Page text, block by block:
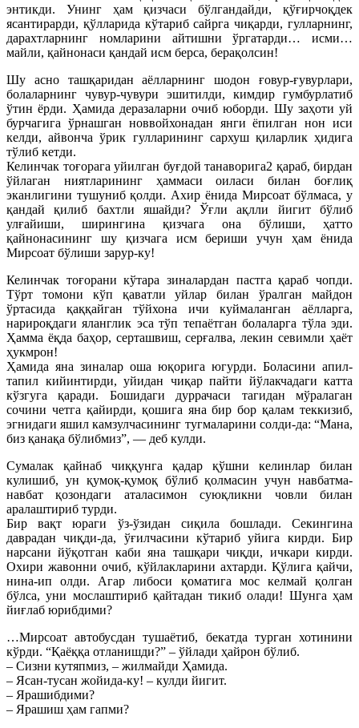
энтикди. Унинг ҳам қизчаси бўлгандайди, қўғирчоқдек
ясантирарди, қўлларида кўтариб сайрга чиқарди, гулларнинг,
дарахтларнинг номларини айтишни ўргатарди… исми…
майли, қайнонаси қандай исм берса, берақолсин!
Шу асно ташқаридан аёлларнинг шодон ғовур-ғувурлари,
болаларнинг чувур-чувури эшитилди, кимдир гумбурлатиб
ўтин ёрди. Ҳамида деразаларни очиб юборди. Шу заҳоти уй
бурчагига ўрнашган новвойхонадан янги ёпилган нон иси
келди, айвонча ўрик гулларининг сархуш қиларлик ҳидига
тўлиб кетди.
Келинчак тоғорага уйилган буғдой танаворига2 қараб, бирдан
ўйлаган ниятларининг ҳаммаси оиласи билан боғлиқ
эканлигини тушуниб қолди. Ахир ёнида Мирсоат бўлмаса, у
қандай қилиб бахтли яшайди? Ўғли ақлли йигит бўлиб
улғайиши, ширингина қизчага она бўлиши, ҳатто
қайнонасининг шу қизчага исм бериши учун ҳам ёнида
Мирсоат бўлиши зарур-ку!
Келинчак тоғорани кўтара зиналардан пастга қараб чопди.
Тўрт томони кўп қаватли уйлар билан ўралган майдон
ўртасида қаққайган тўйхона ичи куймаланган аёлларга,
нарироқдаги яланглик эса тўп тепаётган болаларга тўла эди.
Ҳамма ёқда баҳор, серташвиш, серғалва, лекин севимли ҳаёт
ҳукмрон!
Ҳамида яна зиналар оша юқорига югурди. Боласини апил-
тапил кийинтирди, уйидан чиқар пайти йўлакчадаги катта
кўзгуга қаради. Бошидаги дуррачаси тагидан мўралаган
сочини четга қайирди, қошига яна бир бор қалам теккизиб,
эгнидаги яшил камзулчасининг тугмаларини солди-да: “Мана,
биз қанақа бўлибмиз”, — деб кулди.
Сумалак қайнаб чиққунга қадар қўшни келинлар билан
кулишиб, ун қумоқ-қумоқ бўлиб қолмасин учун навбатма-
навбат қозондаги аталасимон суюқликни човли билан
аралаштириб турди.
Бир вақт юраги ўз-ўзидан сиқила бошлади. Секингина
даврадан чиқди-да, ўғилчасини кўтариб уйига кирди. Бир
нарсани йўқотган каби яна ташқари чиқди, ичкари кирди.
Охири жавонни очиб, кўйлакларини ахтарди. Қўлига қайчи,
нина-ип олди. Агар либоси қоматига мос келмай қолган
бўлса, уни мослаштириб қайтадан тикиб олади! Шунга ҳам
йиғлаб юрибдими?
…Мирсоат автобусдан тушаётиб, бекатда турган хотинини
кўрди. “Қаёққа отланишди?” – ўйлади ҳайрон бўлиб.
– Сизни кутяпмиз, – жилмайди Ҳамида.
– Ясан-тусан жойида-ку! – кулди йигит.
– Ярашибдими?
– Ярашиш ҳам гапми?